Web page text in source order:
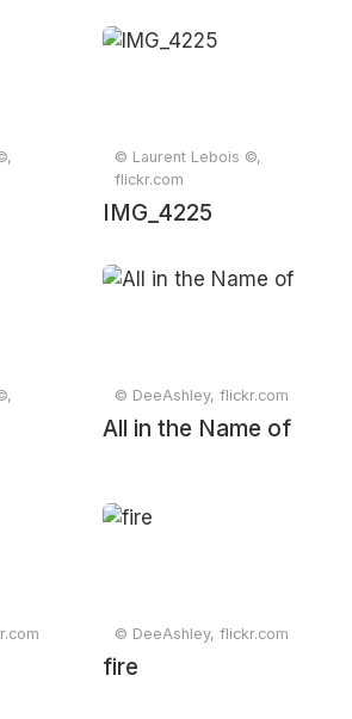
© Laurent Lebois ©,
flickr.com
IMG_4225
© DeeAshley, flickr.com
All in the Name of
© DeeAshley, flickr.com
fire